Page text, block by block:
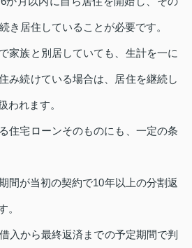
き居住していることが必要です。
家族と別居していても、生計を一に
み続けている場合は、居住を継続し
われます。
住宅ローンそのものにも、一定の条
間が当初の契約で10年以上の分割返
。
入から最終返済までの予定期間で判